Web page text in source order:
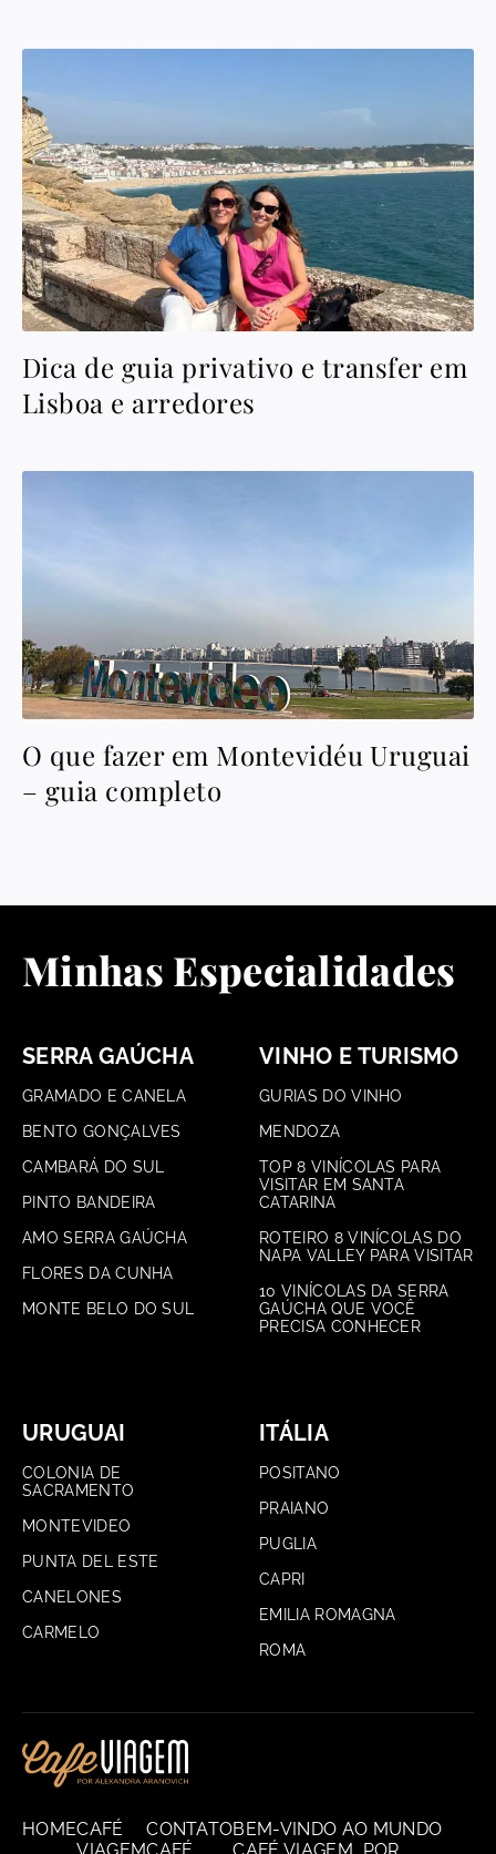
Dica de guia privativo e transfer em
Lisboa e arredores
O que fazer em Montevidéu Uruguai
– guia completo
Minhas Especialidades
SERRA GAÚCHA
GRAMADO E CANELA
BENTO GONÇALVES
CAMBARÁ DO SUL
PINTO BANDEIRA
AMO SERRA GAÚCHA
FLORES DA CUNHA
MONTE BELO DO SUL
VINHO E TURISMO
GURIAS DO VINHO
MENDOZA
TOP 8 VINÍCOLAS PARA
VISITAR EM SANTA
CATARINA
ROTEIRO 8 VINÍCOLAS DO
NAPA VALLEY PARA VISITAR
10 VINÍCOLAS DA SERRA
GAÚCHA QUE VOCÊ
PRECISA CONHECER
URUGUAI
COLONIA DE
SACRAMENTO
MONTEVIDEO
PUNTA DEL ESTE
CANELONES
CARMELO
ITÁLIA
POSITANO
PRAIANO
PUGLIA
CAPRI
EMILIA ROMAGNA
ROMA
HOMECAFÉ
CONTATOBEM-VINDO AO MUNDO